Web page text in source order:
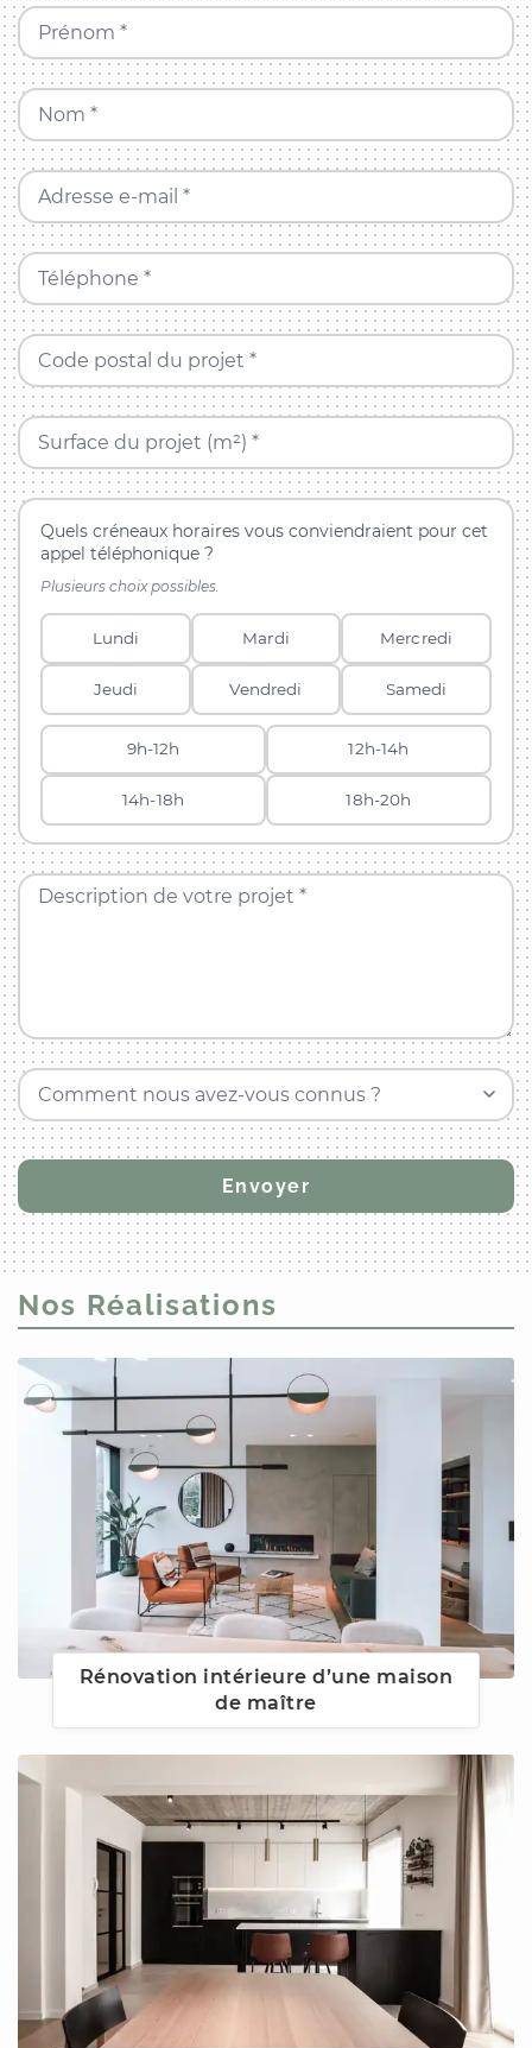
Prénom *
Nom *
Adresse e-mail *
Téléphone *
Code postal du projet *
Surface du projet (m²) *
Quels créneaux horaires vous conviendraient pour cet
appel téléphonique ?
Plusieurs choix possibles.
Lundi Mardi Mercredi
Jeudi Vendredi Samedi
9h-12h 12h-14h
14h-18h 18h-20h
Description de votre projet *
Comment nous avez-vous connus ?
Nos Réalisations
Rénovation intérieure d’une maison
de maître